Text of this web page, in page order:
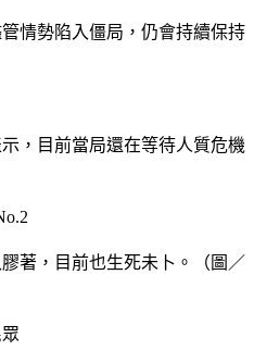
情勢陷入僵局，仍會持續保持
，目前當局還在等待人質危機
著，目前也生死未卜。（圖／